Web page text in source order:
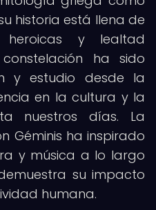
historia está llena de
heroicas y lealtad
ha sido
y estudio desde la
en la cultura y la
nuestros días. La
Géminis ha inspirado
y música a lo largo
su impacto
humana.